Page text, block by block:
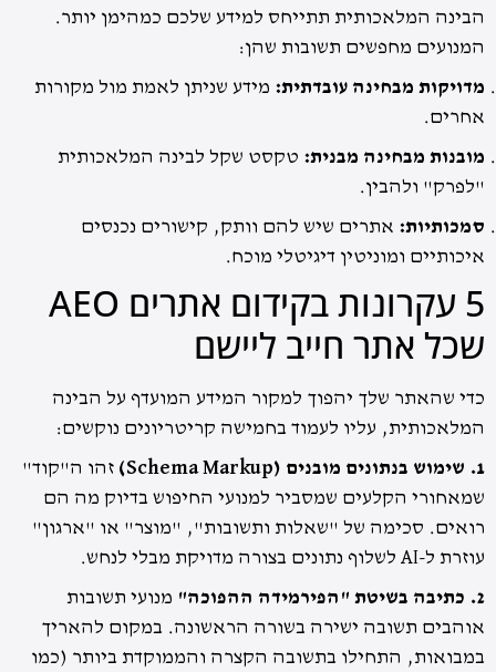
הבינה המלאכותית תתייחס למידע שלכם כמהימן יותר.
המנועים מחפשים תשובות שהן:
מדויקות מבחינה עובדתית: מידע שניתן לאמת מול מקורות
אחרים.
מובנות מבחינה מבנית: טקסט שקל לבינה המלאכותית
"לפרק" ולהבין.
סמכותיות: אתרים שיש להם וותק, קישורים נכנסים
איכותיים ומוניטין דיגיטלי מוכח.
5 עקרונות בקידום אתרים AEO
שכל אתר חייב ליישם
כדי שהאתר שלך יהפוך למקור המידע המועדף על הבינה
המלאכותית, עליו לעמוד בחמישה קריטריונים נוקשים:
1. שימוש בנתונים מובנים (Schema Markup)
זהו ה"קוד"
שמאחורי הקלעים שמסביר למנועי החיפוש בדיוק מה הם
רואים. סכימה של "שאלות ותשובות", "מוצר" או "ארגון"
עוזרת ל-AI לשלוף נתונים בצורה מדויקת מבלי לנחש.
2. כתיבה בשיטת "הפירמידה ההפוכה"
מנועי תשובות
אוהבים תשובה ישירה בשורה הראשונה. במקום להאריך
במבואות, התחילו בתשובה הקצרה והממוקדת ביותר (כמו